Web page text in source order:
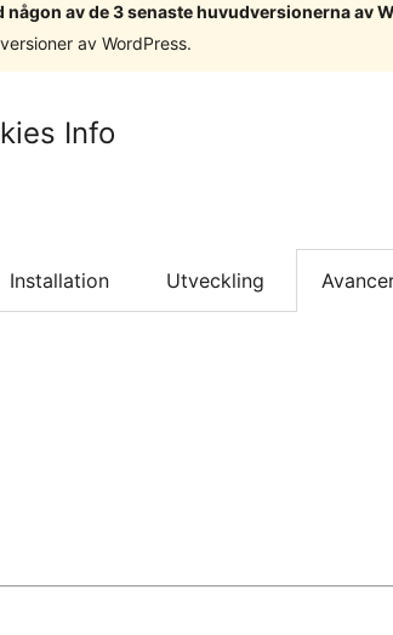
någon av de 3 senaste huvudversionerna av
av WordPress.
Info
Installation Utveckling